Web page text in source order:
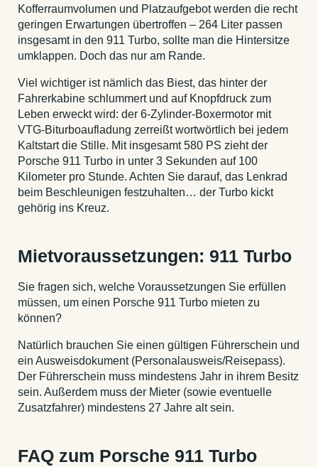
Kofferraumvolumen und Platzaufgebot werden die recht
geringen Erwartungen übertroffen – 264 Liter passen
insgesamt in den 911 Turbo, sollte man die Hintersitze
umklappen. Doch das nur am Rande.
Viel wichtiger ist nämlich das Biest, das hinter der
Fahrerkabine schlummert und auf Knopfdruck zum
Leben erweckt wird: der 6-Zylinder-Boxermotor mit
VTG-Biturboaufladung zerreißt wortwörtlich bei jedem
Kaltstart die Stille. Mit insgesamt 580 PS zieht der
Porsche 911 Turbo in unter 3 Sekunden auf 100
Kilometer pro Stunde. Achten Sie darauf, das Lenkrad
beim Beschleunigen festzuhalten… der Turbo kickt
gehörig ins Kreuz.
Mietvoraussetzungen: 911 Turbo
Sie fragen sich, welche Voraussetzungen Sie erfüllen
müssen, um einen Porsche 911 Turbo mieten zu
können?
Natürlich brauchen Sie einen gültigen Führerschein und
ein Ausweisdokument (Personalausweis/Reisepass).
Der Führerschein muss mindestens Jahr in ihrem Besitz
sein. Außerdem muss der Mieter (sowie eventuelle
Zusatzfahrer) mindestens 27 Jahre alt sein.
FAQ zum Porsche 911 Turbo